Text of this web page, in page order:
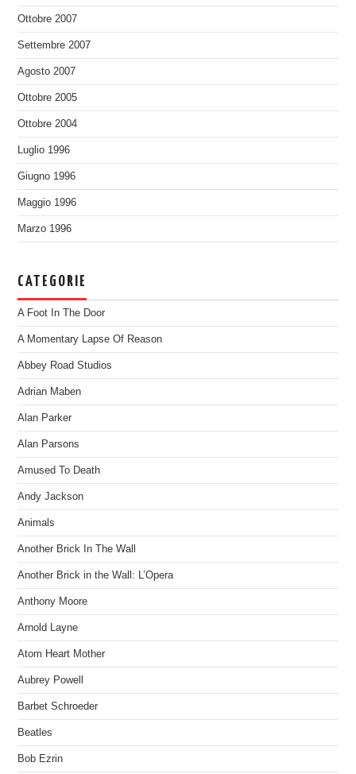
Ottobre 2007
Settembre 2007
Agosto 2007
Ottobre 2005
Ottobre 2004
Luglio 1996
Giugno 1996
Maggio 1996
Marzo 1996
CATEGORIE
A Foot In The Door
A Momentary Lapse Of Reason
Abbey Road Studios
Adrian Maben
Alan Parker
Alan Parsons
Amused To Death
Andy Jackson
Animals
Another Brick In The Wall
Another Brick in the Wall: L’Opera
Anthony Moore
Arnold Layne
Atom Heart Mother
Aubrey Powell
Barbet Schroeder
Beatles
Bob Ezrin